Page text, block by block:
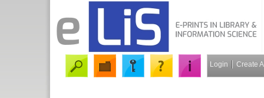
Login Create